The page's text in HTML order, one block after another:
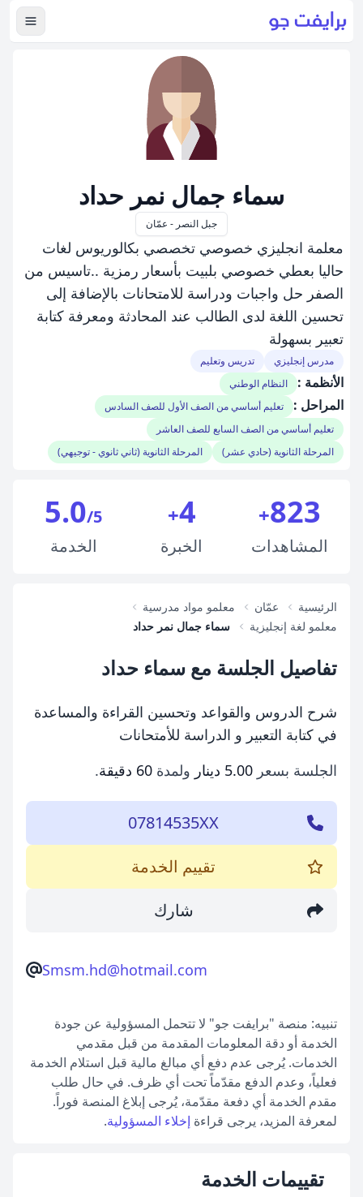
عرض
سماء جمال نمر حداد
جبل النصر - عمّان
معلمة انجليزي خصوصي تخصصي بكالوريوس لغات
حاليا بعطي خصوصي بلبيت بأسعار رمزية ..تاسيس من
الصفر حل واجبات ودراسة للامتحانات بالإضافة إلى
تحسين اللغة لدى الطالب عند المحادثة ومعرفة كتابة
تعبير بسهولة
مدرس إنجليزي تدريس وتعليم
الأنظمة : النظام الوطني
المراحل :
تعليم أساسي من الصف الأول للصف السادس
تعليم أساسي من الصف السابع للصف العاشر
المرحلة الثانوية (حادي عشر)
المرحلة الثانوية (ثاني ثانوي - توجيهي)
823
+
المشاهدات
4
+
الخبرة
5.0/5
الخدمة
الرئيسية عمّان
معلمو مواد مدرسية
معلمو لغة إنجليزية
سماء جمال نمر حداد
تفاصيل الجلسة مع سماء حداد
شرح الدروس والقواعد وتحسين القراءة والمساعدة
في كتابة التعبير و الدراسة للأمتحانات
الجلسة بسعر 5.00 دينار ولمدة 60 دقيقة .
07814535XX
تقييم الخدمة
شارك
Smsm.hd@hotmail.com
تنبيه: منصة "برايفت جو" لا تتحمل المسؤولية عن جودة
الخدمة أو دقة المعلومات المقدمة من قبل مقدمي
الخدمات. يُرجى عدم دفع أي مبالغ مالية قبل استلام الخدمة
فعلياً، وعدم الدفع مقدّماً تحت أي ظرف. في حال طلب
مقدم الخدمة أي دفعة مقدّمة، يُرجى إبلاغ المنصة فوراً.
لمعرفة المزيد، يرجى قراءة إخلاء المسؤولية.
تقييمات الخدمة